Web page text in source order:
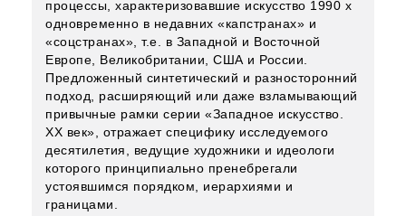
процессы, характеризовавшие искусство 1990 х
одновременно в недавних «капстранах» и
«соцстранах», т.е. в Западной и Восточной
Европе, Великобритании, США и России.
Предложенный синтетический и разносторонний
подход, расширяющий или даже взламывающий
привычные рамки серии «Западное искусство.
ХХ век», отражает специфику исследуемого
десятилетия, ведущие художники и идеологи
которого принципиально пренебрегали
устоявшимся порядком, иерархиями и
границами.